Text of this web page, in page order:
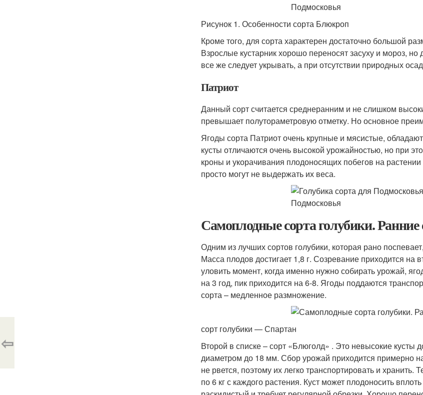
Рисунок 1. Особенности сорта Блюкроп
Кроме того, для сорта характерен достаточно большой
Взрослые кустарник хорошо переносят засуху и мороз,
все же следует укрывать, а при отсутствии природных
Патриот
Данный сорт считается среднеранним и не слишком
превышает полутораметровую отметку. Но основное
Ягоды сорта Патриот очень крупные и мясистые,
кусты отличаются очень высокой урожайностью, но при
кроны и укорачивания плодоносящих побегов на
просто могут не выдержать их веса.
Самоплодные сорта голубики. Ранние
Одним из лучших сортов голубики, которая рано
Масса плодов достигает 1,8 г. Созревание приходится
уловить момент, когда именно нужно собирать урожай,
на 3 год, пик приходится на 6-8. Ягоды поддаются
сорта – медленное размножение.
сорт голубики — Спартан
Второй в списке – сорт «Блюголд» . Это невысокие кусты
диаметром до 18 мм. Сбор урожай приходится примерно
не рвется, поэтому их легко транспортировать и
по 6 кг с каждого растения. Куст может плодоносить
⇦